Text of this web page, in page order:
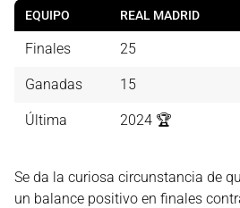
EQUIPO REAL MADRID
Finales 25
Ganadas 15
Última 2024 🏆
Se da la curiosa circunstancia de
un balance positivo en finales